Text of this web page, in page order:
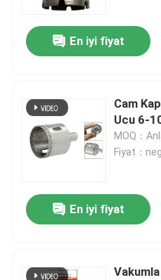
En iyi fiyat
Cam
Ucu 6-
MOQ：
Fiyat：
En iyi fiyat